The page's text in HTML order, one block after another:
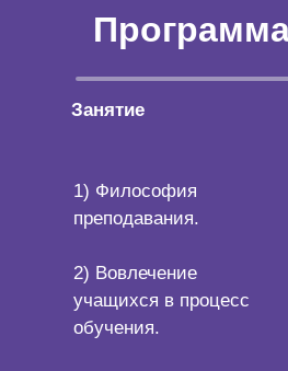
1) Философия
преподавания.
2) Вовлечение
учащихся в процесс
обучения.
Занятие